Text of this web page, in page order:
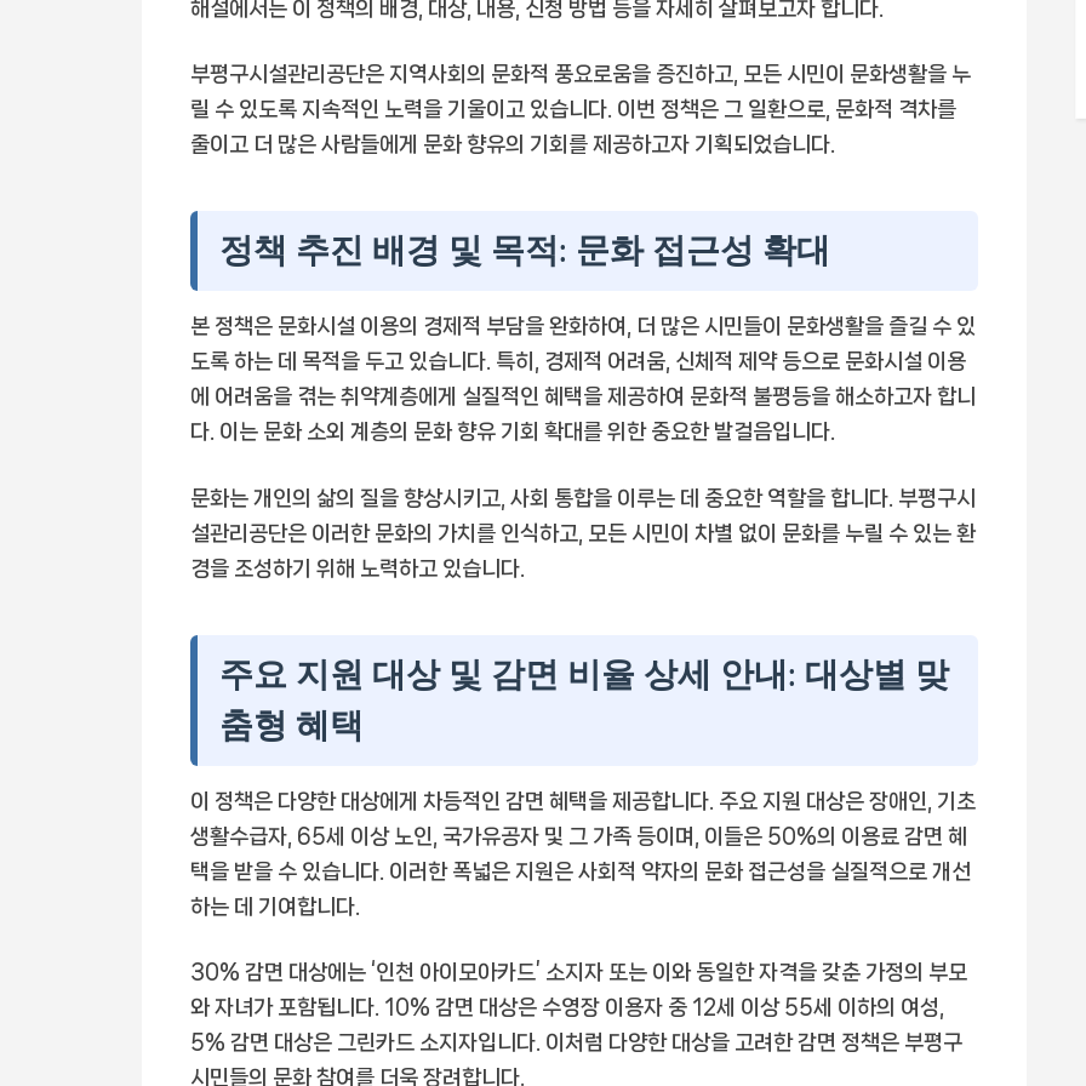
해설에서는 이 정책의 배경, 대상, 내용, 신청 방법 등을 자세히 살펴보고자 합니다.
부평구시설관리공단은 지역사회의 문화적 풍요로움을 증진하고, 모든 시민이 문화생활을 누
릴 수 있도록 지속적인 노력을 기울이고 있습니다. 이번 정책은 그 일환으로, 문화적 격차를
줄이고 더 많은 사람들에게 문화 향유의 기회를 제공하고자 기획되었습니다.
정책 추진 배경 및 목적: 문화 접근성 확대
본 정책은 문화시설 이용의 경제적 부담을 완화하여, 더 많은 시민들이 문화생활을 즐길 수 있
도록 하는 데 목적을 두고 있습니다. 특히, 경제적 어려움, 신체적 제약 등으로 문화시설 이용
에 어려움을 겪는 취약계층에게 실질적인 혜택을 제공하여 문화적 불평등을 해소하고자 합니
다. 이는 문화 소외 계층의 문화 향유 기회 확대를 위한 중요한 발걸음입니다.
문화는 개인의 삶의 질을 향상시키고, 사회 통합을 이루는 데 중요한 역할을 합니다. 부평구시
설관리공단은 이러한 문화의 가치를 인식하고, 모든 시민이 차별 없이 문화를 누릴 수 있는 환
경을 조성하기 위해 노력하고 있습니다.
주요 지원 대상 및 감면 비율 상세 안내: 대상별 맞
춤형 혜택
이 정책은 다양한 대상에게 차등적인 감면 혜택을 제공합니다. 주요 지원 대상은 장애인, 기초
생활수급자, 65세 이상 노인, 국가유공자 및 그 가족 등이며, 이들은 50%의 이용료 감면 혜
택을 받을 수 있습니다. 이러한 폭넓은 지원은 사회적 약자의 문화 접근성을 실질적으로 개선
하는 데 기여합니다.
30% 감면 대상에는 ‘인천 아이모아카드’ 소지자 또는 이와 동일한 자격을 갖춘 가정의 부모
와 자녀가 포함됩니다. 10% 감면 대상은 수영장 이용자 중 12세 이상 55세 이하의 여성,
5% 감면 대상은 그린카드 소지자입니다. 이처럼 다양한 대상을 고려한 감면 정책은 부평구
시민들의 문화 참여를 더욱 장려합니다.